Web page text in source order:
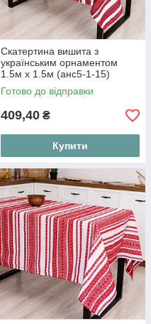
Скатертина вишита з
українським орнаментом
1.5м х 1.5м (анс5-1-15)
Готово до відправки
409,40 ₴
Купити